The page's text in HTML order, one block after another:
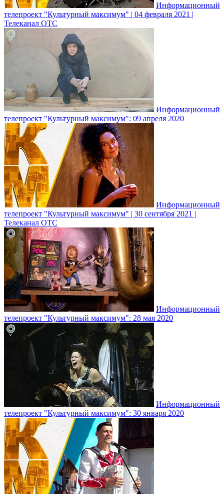
Информационный
телепроект "Культурный максимум" | 04 февраля 2021 |
Телеканал ОТС
Информационный
телепроект "Культурный максимум": 09 апреля 2020
Информационный
телепроект "Культурный максимум" | 30 сентября 2021 |
Телеканал ОТС
Информационный
телепроект "Культурный максимум": 28 мая 2020
Информационный
телепроект "Культурный максимум": 30 января 2020